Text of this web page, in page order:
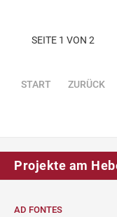
SEITE 1 VON 2
START ZURÜCK
Projekte am
AD FONTES